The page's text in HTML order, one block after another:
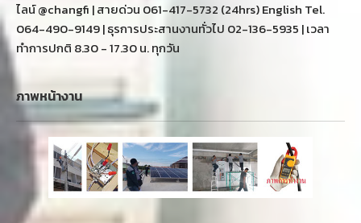
ไลน์ @changfi | สายด่วน 061-417-5732 (24hrs) English Tel.
064-490-9149 | ธุรการประสานงานทั่วไป 02-136-5935 | เวลา
ทำการปกติ 8.30 - 17.30 น. ทุกวัน
ภาพหน้างาน